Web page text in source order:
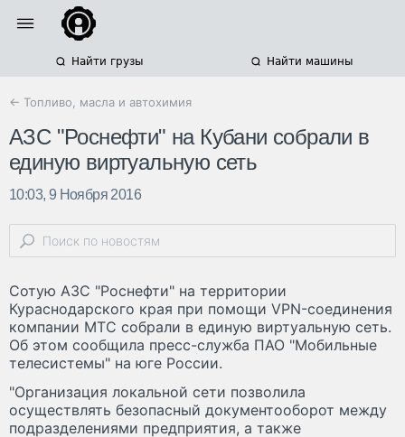
Найти грузы Найти машины
← Топливо, масла и автохимия
АЗС "Роснефти" на Кубани собрали в
единую виртуальную сеть
10:03, 9 Ноября 2016
Сотую АЗС "Роснефти" на территории
Кураснодарского края при помощи VPN-соединения
компании МТС собрали в единую виртуальную сеть.
Об этом сообщила пресс-служба ПАО "Мобильные
телесистемы" на юге России.
"Организация локальной сети позволила
осуществлять безопасный документооборот между
подразделениями предприятия, а также